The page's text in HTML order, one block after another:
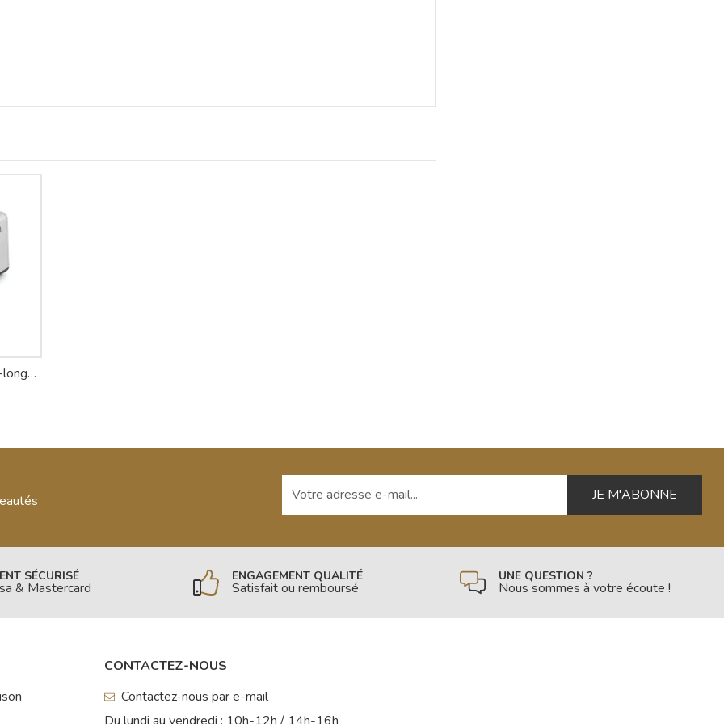
Grille-pain 2 fentes extra-longues QGP480 - Riviera-et-Bar
SÉCURISÉ
& Mastercard
ENGAGEMENT QUALITÉ
Satisfait ou remboursé
UNE QUESTION ?
Nous sommes à votre écoute !
CONTACTEZ-NOUS
Contactez-nous par e-mail